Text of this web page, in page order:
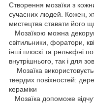
Створення мозаїки з
сучасних людей. Кожен,
мистецтва ставати його
Мозаїкою можна
світильники, форатори,
інші плоскі та рельєфні
внутрішнього, так і для
Мозаїка
твердих повіхностей:
кераміки
Мозаїка допоможе